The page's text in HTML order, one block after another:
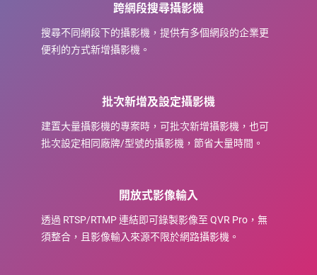
跨網段搜尋攝影機
搜尋不同網段下的攝影機，提供有多個網段的企業更
便利的方式新增攝影機。
批次新增及設定攝影機
建置大量攝影機的專案時，可批次新增攝影機，也可
批次設定相同廠牌/型號的攝影機，節省大量時間。
開放式影像輸入
透過 RTSP/RTMP 連結即可錄製影像至 QVR Pro，無
須整合，且影像輸入來源不限於網路攝影機。